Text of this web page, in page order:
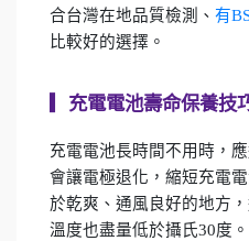
合台灣在地品質檢測、 有
比較好的選擇。
充電電池壽命保養技
充電電池長時間不用時，
會讓電極退化，縮短充電
於乾爽、通風良好的地方
溫度也盡量低於攝氏30度。